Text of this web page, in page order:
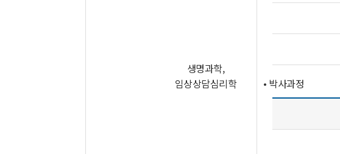
생명과학,
임상상담심리학
• 박사과정